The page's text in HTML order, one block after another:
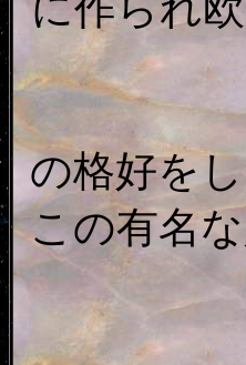
の格好を
この有名